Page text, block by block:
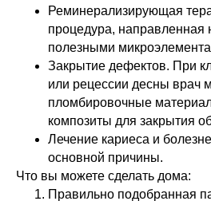
Реминерализирующая
процедура,
полезными
Закрытие дефектов. При
или рецессии десны врач
пломбировочные
композиты для закрытия
Лечение кариеса и
основной причины.
Что вы можете сделать дома:
Правильно подобранная